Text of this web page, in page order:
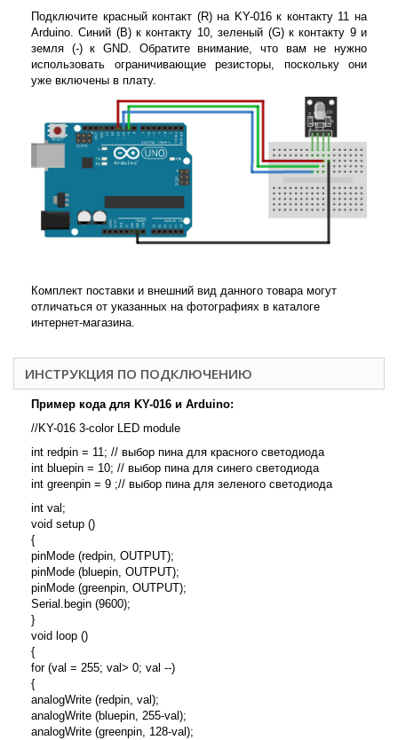
Подключите красный контакт (R) на KY-016 к контакту 11 на
Arduino. Синий (B) к контакту 10, зеленый (G) к контакту 9 и
земля (-) к GND. Обратите внимание, что вам не нужно
использовать ограничивающие резисторы, поскольку они
уже включены в плату.
Комплект поставки и внешний вид данного товара могут
отличаться от указанных на фотографиях в каталоге
интернет-магазина.
ИНСТРУКЦИЯ ПО ПОДКЛЮЧЕНИЮ
Пример кода для KY-016 и Arduino:
//KY-016 3-color LED module
int redpin = 11; // выбор пина для красного светодиода
int bluepin = 10; // выбор пина для синего светодиода
int greenpin = 9 ;// выбор пина для зеленого светодиода
int val;
void setup ()
{
pinMode (redpin, OUTPUT);
pinMode (bluepin, OUTPUT);
pinMode (greenpin, OUTPUT);
Serial.begin (9600);
}
void loop ()
{
for (val = 255; val> 0; val --)
{
analogWrite (redpin, val);
analogWrite (bluepin, 255-val);
analogWrite (greenpin, 128-val);